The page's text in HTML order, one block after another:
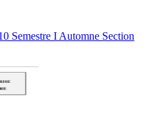
Semestre I Automne Section